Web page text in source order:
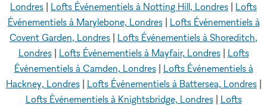
Londres
Lofts Événementiels à Notting Hill, Londres
Lofts
Événementiels à Marylebone, Londres| Lofts Événementiels à
Covent Garden, Londres
Lofts Événementiels à Shoreditch,
Londres| Lofts Événementiels à Mayfair, Londres| Lofts
Événementiels à Camden, Londres| Lofts Événementiels à
Hackney, Londres| Lofts Événementiels à Battersea, Londres|
Lofts Événementiels à Knightsbridge, Londres| Lofts